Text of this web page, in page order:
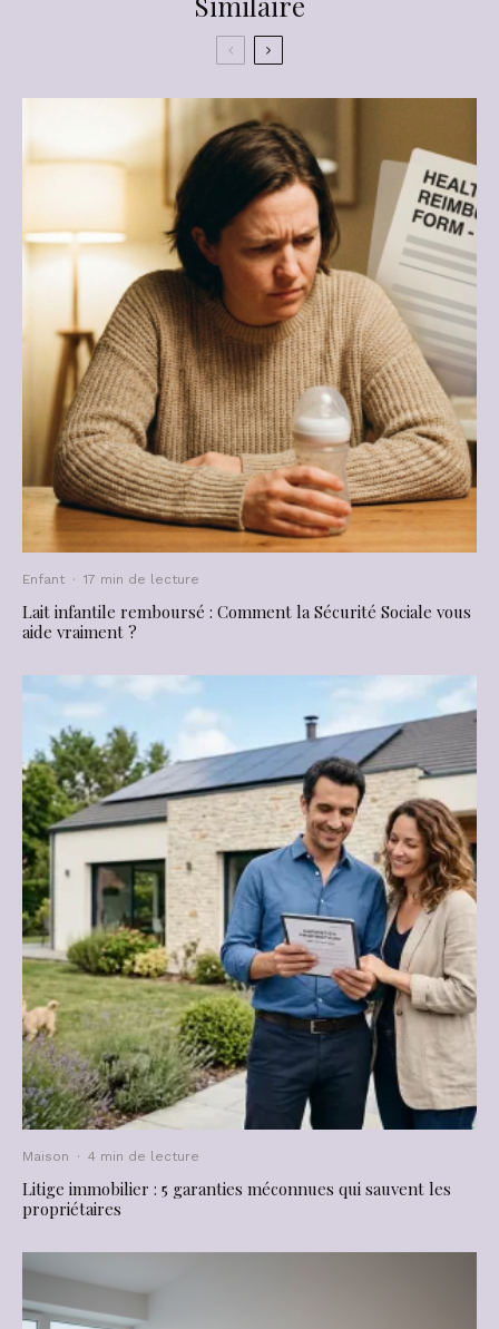
Enfant · 17 min de lecture
Lait infantile remboursé : Comment la Sécurité Sociale vous
aide vraiment ?
Maison · 4 min de lecture
Litige immobilier : 5 garanties méconnues qui sauvent les
propriétaires